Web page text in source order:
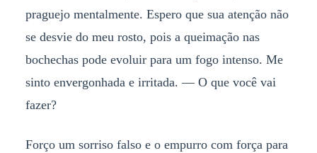
praguejo mentalmente. Espero que sua atenção não
se desvie do meu rosto, pois a queimação nas
bochechas pode evoluir para um fogo intenso. Me
sinto envergonhada e irritada. — O que você vai
fazer?
Forço um sorriso falso e o empurro com força para